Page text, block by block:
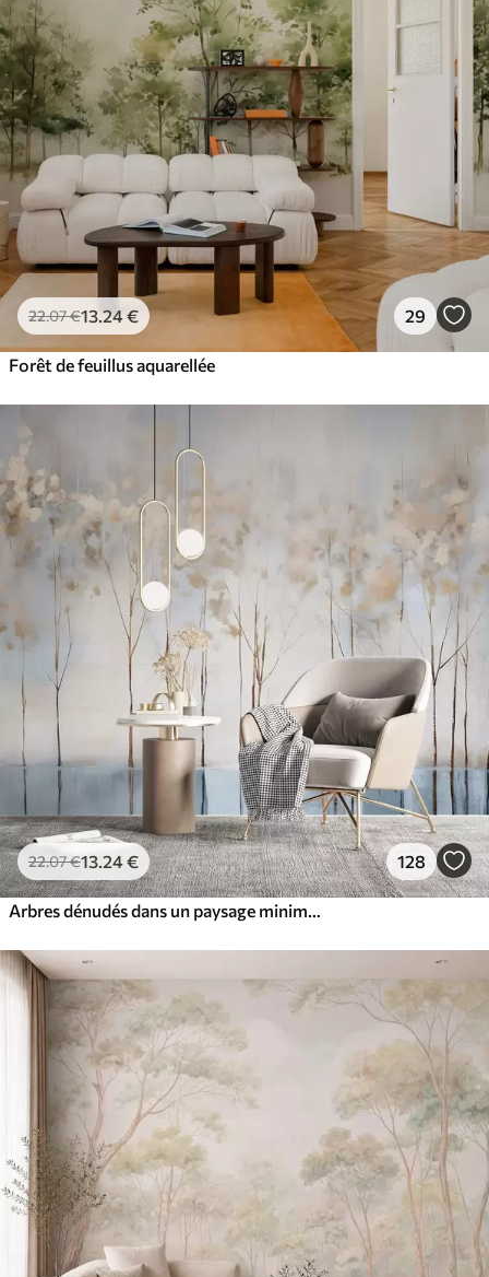
22.07€13 .24€ 29
Forêt de feuillus aquarellée
22.07€13 .24€ 128